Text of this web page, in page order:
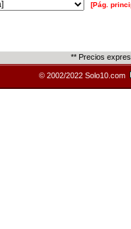
[Pág.
** Precios
© 2002/2022 Solo10.com